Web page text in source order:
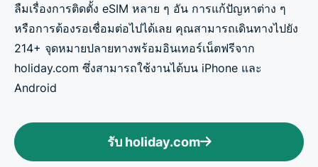
ลืมเรื่องการติดตั้ง eSIM หลาย ๆ อัน การแก้ปัญหาต่าง ๆ
หรือการต้องรอเชื่อมต่อไปได้เลย คุณสามารถเดินทางไปยัง
214+ จุดหมายปลายทางพร้อมอินเทอร์เน็ตฟรีจาก
holiday.com ซึ่งสามารถใช้งานได้บน iPhone และ
Android
รับ holiday.com